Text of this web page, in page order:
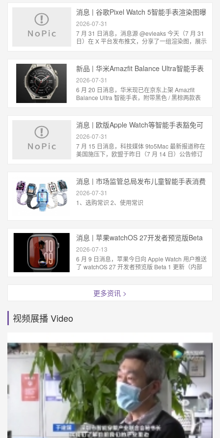
消息 | 谷歌Pixel Watch 5智能手表渲染图曝
光：升级3GB内存
2026-07-31
7 月 31 日消息，消息源 @evleaks 今天（7 月 31
日）在 X 平台发布推文，分享了一组渲染图，展示
新品 | 华米Amazfit Balance Ultra智能手表
发售，4299元
2026-07-31
6 月 20 日消息，华米现已在京东上架 Amazfit
Balance Ultra 智能手表，附带黑色 / 黑棕两款表
消息 | 欧版Apple Watch等智能手表豁免可
拆卸电池
2026-07-31
7 月 15 日消息，科技媒体 9to5Mac 最新报道称在
美国施压下，欧盟于昨日（7 月 14 日）公告修订
消息 | 市场监管总局发布儿童智能手表消费
提示
2026-07-31
1、选购常识 2、使用常识
消息 | 苹果watchOS 27开发者预览版Beta
1发布
2026-07-13
6 月 9 日消息，苹果今日向 Apple Watch 用户推送
了 watchOS 27 开发者预览版 Beta 1 更新（内部
更多资讯 >
视频展播 Video